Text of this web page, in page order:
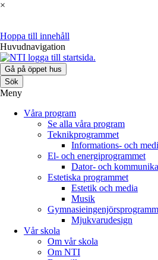
×
Hoppa till innehåll
Huvudnavigation
Gå på öppet hus
Sök
Meny
Våra program
Se alla våra program
Teknikprogrammet
Informations- och
El- och energiprogrammet
Dator- och
Estetiska programmet
Estetik och media
Musik
Mjukvarudesign
Vår skola
Om vår skola
Om NTI